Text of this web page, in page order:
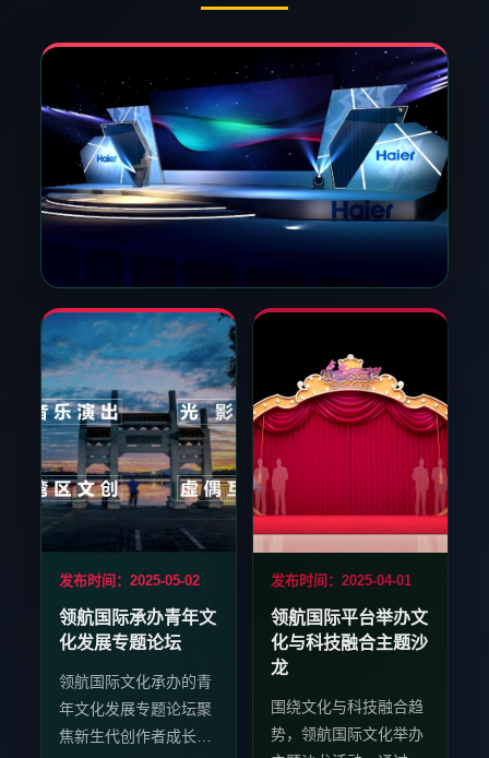
发布时间：2025-09-18
领航国际文化启动新一轮文化内容策
划计划
为进一步丰富文化内容布局，领航国际正式启动新一
轮文化内容策划计划，聚焦城市文化与公共空间方
向。
浏览量：8,720 查看更多 五星
发布时间：2025-05-02
领航国际承办青年文
化发展专题论坛
领航国际文化承办的青
年文化发展专题论坛聚
焦新生代创作者成长议
发布时间：2025-04-01
领航国际平台举办文
化与科技融合主题沙
龙
围绕文化与科技融合趋
势，领航国际文化举办